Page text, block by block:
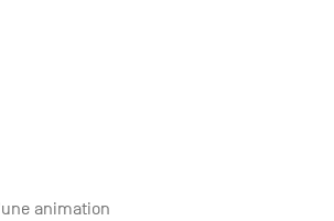
animation